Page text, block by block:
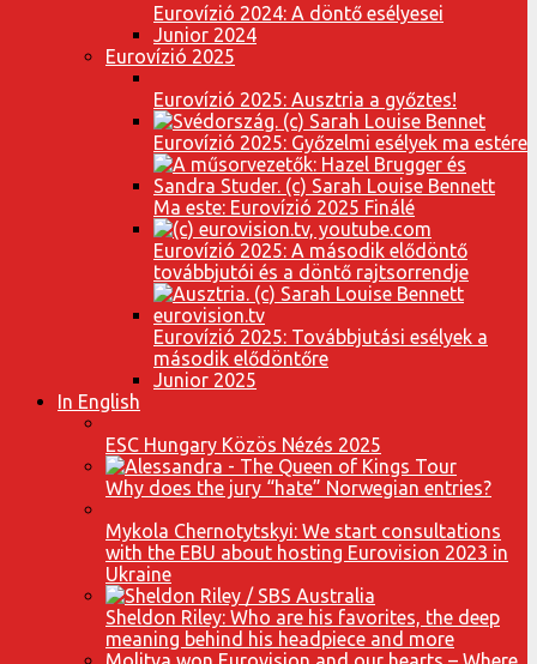
Eurovízió 2024: A döntő esélyesei
Junior 2024
Eurovízió 2025
Eurovízió 2025: Ausztria a győztes!
Eurovízió 2025: Győzelmi esélyek ma estére
Ma este: Eurovízió 2025 Finálé
Eurovízió 2025: A második elődöntő
továbbjutói és a döntő rajtsorrendje
Eurovízió 2025: Továbbjutási esélyek a
második elődöntőre
Junior 2025
In English
ESC Hungary Közös Nézés 2025
Why does the jury “hate” Norwegian entries?
Mykola Chernotytskyi: We start consultations
with the EBU about hosting Eurovision 2023 in
Ukraine
Sheldon Riley: Who are his favorites, the deep
meaning behind his headpiece and more